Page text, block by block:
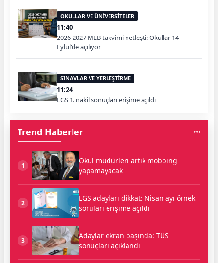
OKULLAR VE ÜNİVERSİTELER
11:40
2026-2027 MEB takvimi netleşti: Okullar 14
Eylül'de açılıyor
SINAVLAR VE YERLEŞTİRME
11:24
LGS 1. nakil sonuçları erişime açıldı
Trend Haberler
1
Okul müdürleri artık mobbing
yapamayacak
2
LGS adayları dikkat: Nisan ayı örnek
soruları erişime açıldı
3
Adaylar ekran başında: TUS
sonuçları açıklandı